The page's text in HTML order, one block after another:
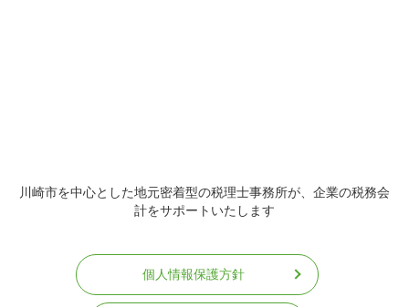
川崎市を中心とした地元密着型の税理士事務所が、企業の税務会
計をサポートいたします
個人情報保護方針